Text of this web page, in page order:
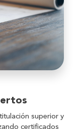
superior y
certificados